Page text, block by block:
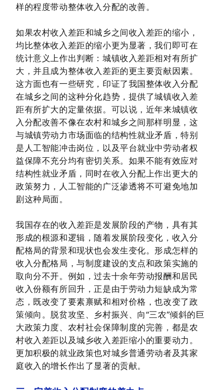
样的程度带动整体收入分配的改善。
如果农村收入差距和城乡之间收入差距的缩小，
均比整体收入差距的缩小更为显著，我们即可在
统计意义上作出判断：城镇收入差距相对有所扩
大，并且成为整体收入差距的更主要贡献因素。
这方面也有一些研究，印证了我国整体收入分配
在城乡之间的这种分化趋势，提供了城镇收入差
距有所扩大的定量依据。可以说，近年来城镇收
入分配改善不像在农村和城乡之间那样明显，这
与城镇劳动力市场面临的结构性就业矛盾，特别
是人工智能冲击岗位，以及平台就业中劳动者权
益保障不充分均有密切关系。如果不能有效应对
结构性就业矛盾，同时在收入分配上作出更大的
政策努力，人工智能的广泛渗透将不可避免地加
剧这种局面。
我国存在的收入差距是发展阶段的产物，具有其
形成的根源和逻辑，随着发展阶段变化，收入分
配格局的背景和现状也会发生变化。形成怎样的
收入分配格局，与制度建设的支点和政策实施的
取向分不开。例如，过去十余年劳动报酬和居民
收入份额有所回升，正是由于劳动力短缺成为常
态，既改变了要素禀赋和相对价格，也改变了政
策倾向。脱贫攻坚、乡村振兴、向“三农”倾斜的巨
大政策力度、农村社会保障制度的完善，都是农
村收入差距以及城乡收入差距缩小的重要动力。
更加积极的就业政策也对城乡普通劳动者及其家
庭收入的增长作出了显著的贡献。